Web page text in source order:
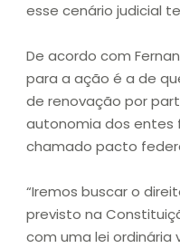
esse cenário judicial
De acordo com
para a ação é a de
de renovação por
autonomia dos entes
chamado pacto
“Iremos buscar o
previsto na
com uma lei ordinária